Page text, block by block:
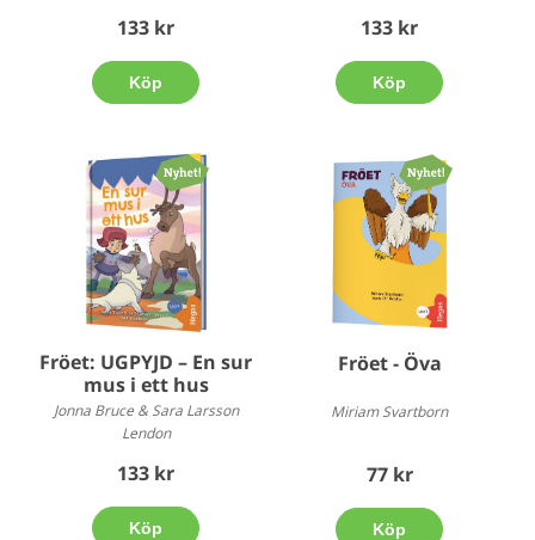
133 kr
Köp
133 kr
Köp
Fröet: UGPYJD – En sur
mus i ett hus
Jonna Bruce & Sara Larsson
Lendon
133 kr
Köp
Fröet - Öva
Miriam Svartborn
77 kr
Köp